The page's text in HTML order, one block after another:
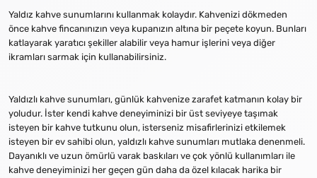
Yaldız kahve sunumlarını kullanmak kolaydır. Kahvenizi dökmeden
önce kahve fincanınızın veya kupanızın altına bir peçete koyun. Bunları
katlayarak yaratıcı şekiller alabilir veya hamur işlerini veya diğer
ikramları sarmak için kullanabilirsiniz.
Yaldızlı kahve sunumları, günlük kahvenize zarafet katmanın kolay bir
yoludur. İster kendi kahve deneyiminizi bir üst seviyeye taşımak
isteyen bir kahve tutkunu olun, isterseniz misafirlerinizi etkilemek
isteyen bir ev sahibi olun, yaldızlı kahve sunumları mutlaka denenmeli.
Dayanıklı ve uzun ömürlü varak baskıları ve çok yönlü kullanımları ile
kahve deneyiminizi her geçen gün daha da özel kılacak harika bir